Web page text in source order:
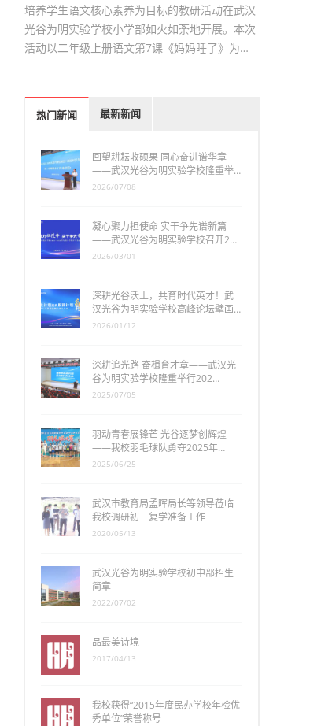
培养学生语文核心素养为目标的教研活动在武汉
光谷为明实验学校小学部如火如荼地开展。本次
活动以二年级上册语文第7课《妈妈睡了》为…
热门新闻 最新新闻
回望耕耘收硕果 同心奋进谱华章
——武汉光谷为明实验学校隆重举…
2026/07/08
凝心聚力担使命 实干争先谱新篇
——武汉光谷为明实验学校召开2…
2026/03/01
深耕光谷沃土，共育时代英才！武
汉光谷为明实验学校高峰论坛擘画…
2026/01/12
深耕追光路 奋楫育才章——武汉光
谷为明实验学校隆重举行202…
2025/07/05
羽动青春展锋芒 光谷逐梦创辉煌
——我校羽毛球队勇夺2025年…
2025/06/25
武汉市教育局孟晖局长等领导莅临
我校调研初三复学准备工作
2020/05/13
武汉光谷为明实验学校初中部招生
简章
2022/07/02
品最美诗境
2017/04/13
我校获得“2015年度民办学校年检优
秀单位”荣誉称号